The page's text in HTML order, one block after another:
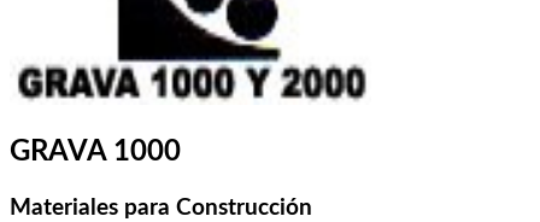
GRAVA 1000
Materiales para Construcción